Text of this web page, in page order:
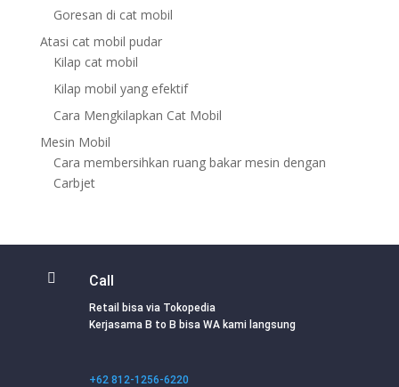
Goresan di cat mobil
Atasi cat mobil pudar
Kilap cat mobil
Kilap mobil yang efektif
Cara Mengkilapkan Cat Mobil
Mesin Mobil
Cara membersihkan ruang bakar mesin dengan
Carbjet
 Call
Retail bisa via Tokopedia
Kerjasama B to B bisa WA kami langsung
+62 812-1256-6220